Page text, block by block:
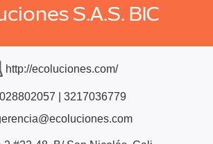
S.A.S. BIC
http://ecoluciones.com/
| 3217036779